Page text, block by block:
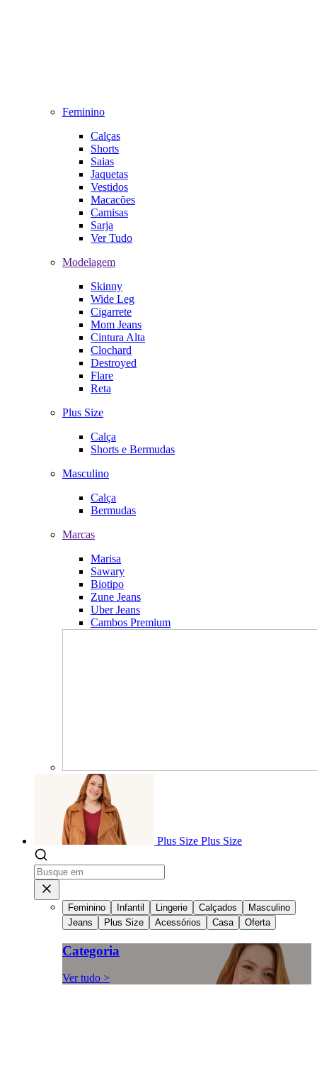
Feminino
Calças
Shorts
Saias
Jaquetas
Vestidos
Macacões
Camisas
Sarja
Ver Tudo
Modelagem
Skinny
Wide Leg
Cigarrete
Mom Jeans
Cintura Alta
Clochard
Destroyed
Flare
Reta
Plus Size
Calça
Shorts e Bermudas
Masculino
Calça
Bermudas
Marcas
Marisa
Sawary
Biotipo
Zune Jeans
Uber Jeans
Cambos Premium
Plus Size Plus Size
Feminino Infantil Lingerie Calçados
Masculino
Jeans
Plus Size Acessórios Casa Oferta
Categoria
Ver tudo >